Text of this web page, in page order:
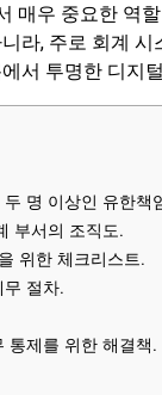
매우 중요한 역
라, 주로 회계
서 투명한 디지
명 이상인 유한
부서의 조직도.
위한 체크리스트.
절차.
통제를 위한 해결책.